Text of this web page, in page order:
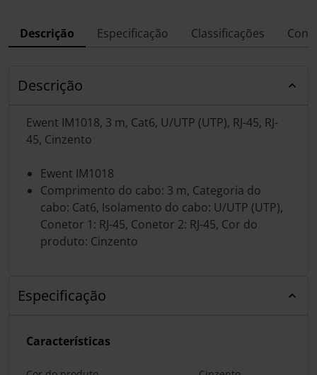
Descrição Especificação Classificações
Descrição
Ewent IM1018, 3 m, Cat6, U/UTP (UTP), RJ-45, RJ-
45, Cinzento
Ewent IM1018
Comprimento do cabo: 3 m, Categoria do
cabo: Cat6, Isolamento do cabo: U/UTP (UTP),
Conetor 1: RJ-45, Conetor 2: RJ-45, Cor do
produto: Cinzento
Especificação
Características